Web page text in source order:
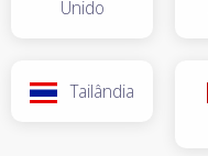
Unido
Tailândia